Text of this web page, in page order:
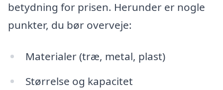
betydning for prisen. Herunder er nogle
punkter, du bør overveje:
Materialer (træ, metal, plast)
Størrelse og kapacitet